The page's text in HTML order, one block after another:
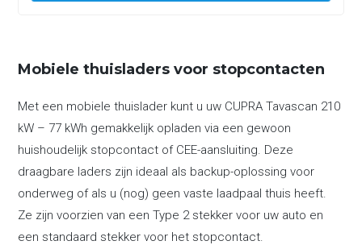
Mobiele thuisladers voor stopcontacten
Met een mobiele thuislader kunt u uw CUPRA Tavascan 210
kW – 77 kWh gemakkelijk opladen via een gewoon
huishoudelijk stopcontact of CEE-aansluiting. Deze
draagbare laders zijn ideaal als backup-oplossing voor
onderweg of als u (nog) geen vaste laadpaal thuis heeft.
Ze zijn voorzien van een Type 2 stekker voor uw auto en
een standaard stekker voor het stopcontact.